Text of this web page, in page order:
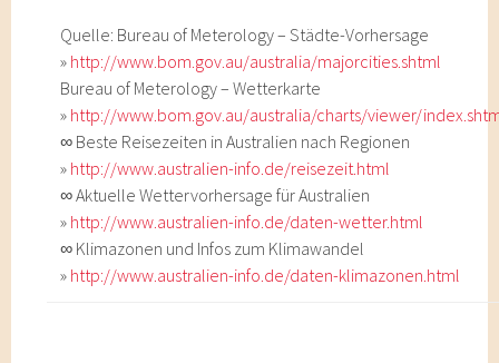
Quelle: Bureau of Meterology – Städte-Vorhersage
» http://www.bom.gov.au/australia/majorcities.shtml
Bureau of Meterology – Wetterkarte
» http://www.bom.gov.au/australia/charts/viewer/
∞ Beste Reisezeiten in Australien nach Regionen
» http://www.australien-info.de/reisezeit.html
∞ Aktuelle Wettervorhersage für Australien
» http://www.australien-info.de/daten-wetter.html
∞ Klimazonen und Infos zum Klimawandel
» http://www.australien-info.de/daten-klimazonen.html